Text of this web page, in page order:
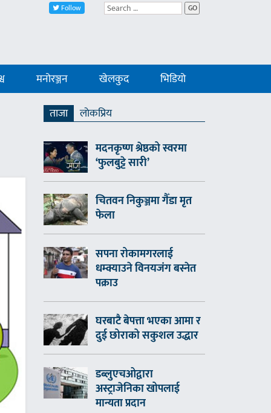
Follow GO
मनोरञ्जन खेलकुद भिडियो
ताजा
लाेकप्रिय
मदनकृष्ण श्रेष्ठको स्वरमा
‘फुलबुट्टे सारी’
चितवन निकुञ्जमा गैँडा मृत
फेला
सपना रोकामगरलाई
धम्क्याउने विनयजंग बस्नेत
पक्राउ
घरबाटै बेपत्ता भएका आमा र
दुई छोराको सकुशल उद्धार
डब्लुएचओद्वारा
अस्ट्राजेनिका खोपलाई
मान्यता प्रदान